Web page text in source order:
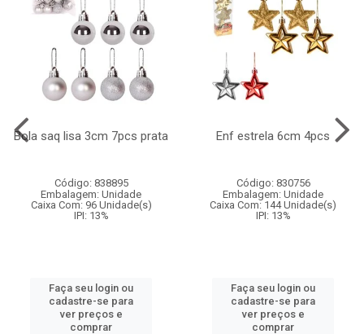
Bola saq lisa 3cm 7pcs prata
Código: 838895
Embalagem: Unidade
Caixa Com: 96 Unidade(s)
IPI: 13%
Faça seu login ou
cadastre-se para
ver preços e
comprar
Enf estrela 6cm 4pcs
Código: 830756
Embalagem: Unidade
Caixa Com: 144 Unidade(s)
IPI: 13%
Faça seu login ou
cadastre-se para
ver preços e
comprar